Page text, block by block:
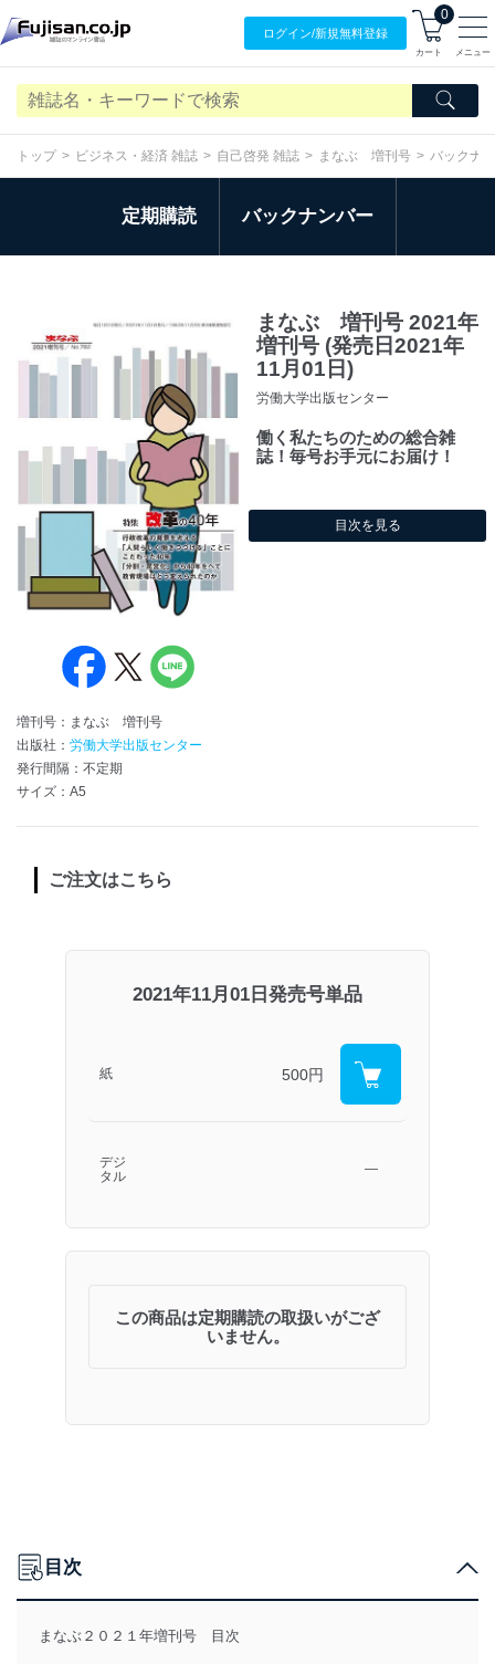
ログイン/新規無料登録
0
カート メニュー
トップ ビジネス・経済 雑誌 自己啓発 雑誌 まなぶ 増刊号 バックナ
定期購読 バックナンバー
増刊号：まなぶ 増刊号
出版社： 労働大学出版センター
発行間隔：不定期
サイズ：A5
まなぶ 増刊号 2021年
増刊号 (発売日2021年
11月01日)
労働大学出版センター
働く私たちのための総合雑
誌！毎号お手元にお届け！
目次を見る
ご注文はこちら
2021年11月01日発売号単品
紙 500円
デジ
タル
―
この商品は定期購読の取扱いがござ
いません。
目次
まなぶ２０２１年増刊号 目次